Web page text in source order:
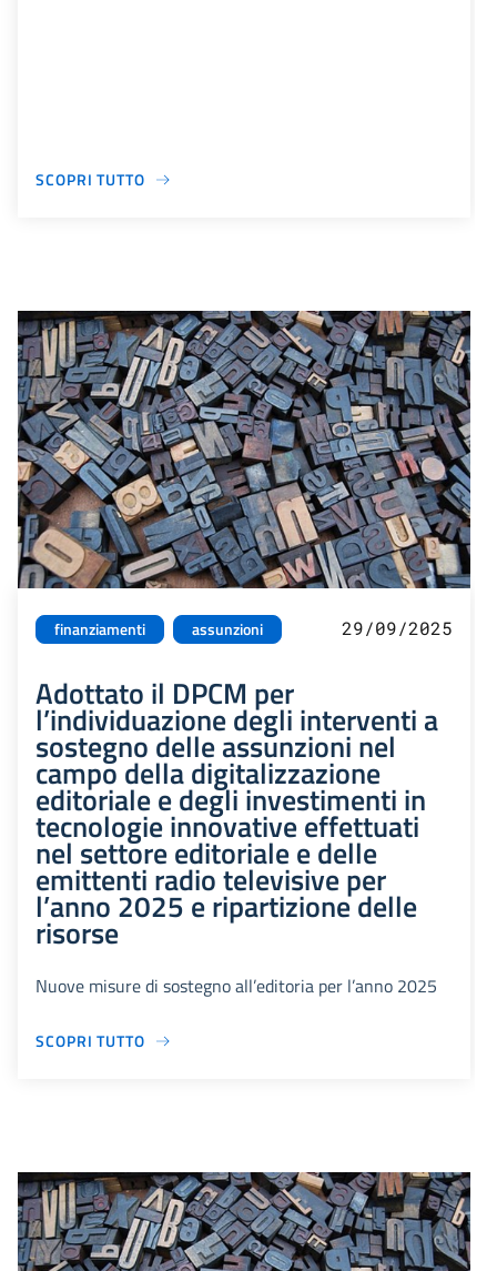
SCOPRI TUTTO
finanziamenti assunzioni 29/09/2025
Adottato il DPCM per
l’individuazione degli interventi a
sostegno delle assunzioni nel
campo della digitalizzazione
editoriale e degli investimenti in
tecnologie innovative effettuati
nel settore editoriale e delle
emittenti radio televisive per
l’anno 2025 e ripartizione delle
risorse
Nuove misure di sostegno all’editoria per l’anno 2025
SCOPRI TUTTO